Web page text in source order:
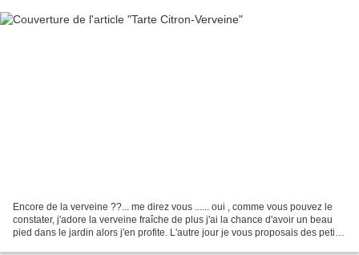
Encore de la verveine ??... me direz vous ...... oui , comme vous pouvez le
constater, j'adore la verveine fraîche de plus j'ai la chance d'avoir un beau
pied dans le jardin alors j'en profite. L'autre jour je vous proposais des petits